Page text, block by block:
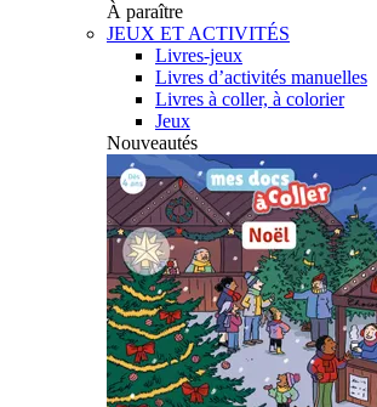
À paraître
JEUX ET ACTIVITÉS
Livres-jeux
Livres d’activités manuelles
Livres à coller, à colorier
Jeux
Nouveautés